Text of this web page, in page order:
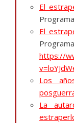
El
El
https://
Los
La